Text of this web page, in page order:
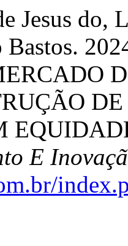
Jesus do,
Bastos.
E